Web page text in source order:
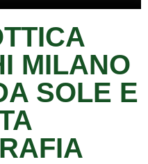
MILANO
SOLE E